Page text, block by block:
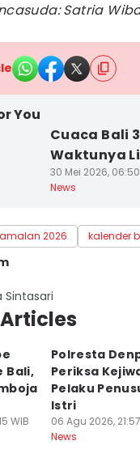
Satria
You
Cuaca Bali
Waktunya
30 Mei 2026,
News
2026 kalender
Sintasari
Bali,
WIB
Polresta
Periksa
Pelaku
Istri
06 Agu 2026,
News